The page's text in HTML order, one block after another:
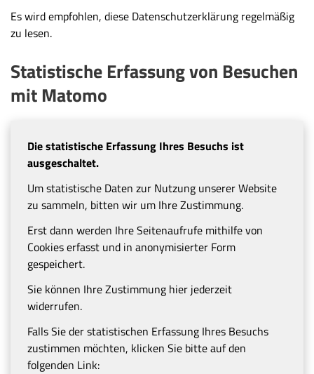
Es wird empfohlen, diese Datenschutzerklärung regelmäßig
zu lesen.
Statistische Erfassung von Besuchen
mit Matomo
Die statistische Erfassung Ihres Besuchs ist
ausgeschaltet.
Um statistische Daten zur Nutzung unserer Website
zu sammeln, bitten wir um Ihre Zustimmung.
Erst dann werden Ihre Seitenaufrufe mithilfe von
Cookies erfasst und in anonymisierter Form
gespeichert.
Sie können Ihre Zustimmung hier jederzeit
widerrufen.
Falls Sie der statistischen Erfassung Ihres Besuchs
zustimmen möchten, klicken Sie bitte auf den
folgenden Link: